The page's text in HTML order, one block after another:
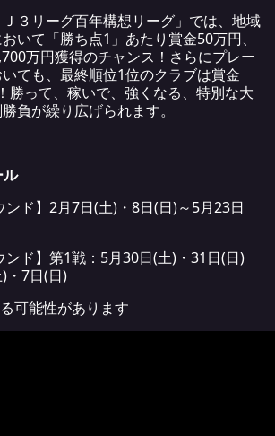
３ リーグ百年構想リーグ」では、地域
いて「勝ち点1」あたり賞金50万円、
万円獲得のチャンス！さらにプレー
ても、最終順位1位のクラブは賞金
勝って、稼いで、強くなる、特別な大
負が繰り広げられます。
ンド】2月7日(土)・8日(日)～5月23日
ンド】第1戦：5月30日(土)・31日(日)
・7日(日)
可能性があります